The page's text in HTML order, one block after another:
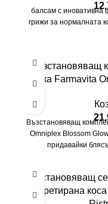
балсам с иновативна
грижи за нормалната
Възстановяващ
маска Farmavita
Възстановяващ
Omniplex Blossom
придавайки
Възстановяващ
третирана